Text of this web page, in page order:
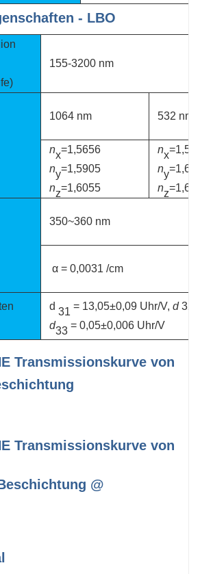
- LBO
155-3200 nm
1064 nm 532 nm
nx=1,5656
ny=1,5905
nz=1,6055
nx
ny
nz
350~360 nm
α = 0,0031 /cm
d 31 = 13,05±0,09 Uhr/V, d32
d33 = 0,05±0,006 Uhr/V
Transmissionskurve von
Transmissionskurve von
@